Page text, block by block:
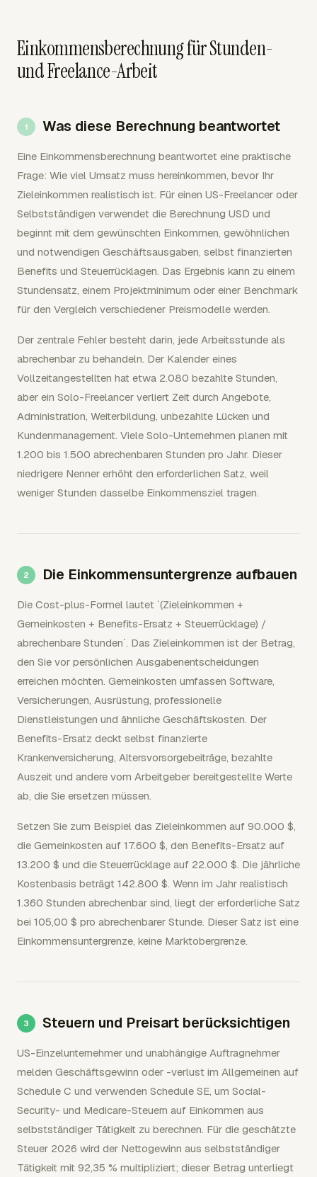
Einkommensberechnung für Stunden-
und Freelance-Arbeit
Was diese Berechnung beantwortet
Eine Einkommensberechnung beantwortet eine praktische
Frage: Wie viel Umsatz muss hereinkommen, bevor Ihr
Zieleinkommen realistisch ist. Für einen US-Freelancer oder
Selbstständigen verwendet die Berechnung USD und
beginnt mit dem gewünschten Einkommen, gewöhnlichen
und notwendigen Geschäftsausgaben, selbst finanzierten
Benefits und Steuerrücklagen. Das Ergebnis kann zu einem
Stundensatz, einem Projektminimum oder einer Benchmark
für den Vergleich verschiedener Preismodelle werden.
Der zentrale Fehler besteht darin, jede Arbeitsstunde als
abrechenbar zu behandeln. Der Kalender eines
Vollzeitangestellten hat etwa 2.080 bezahlte Stunden,
aber ein Solo-Freelancer verliert Zeit durch Angebote,
Administration, Weiterbildung, unbezahlte Lücken und
Kundenmanagement. Viele Solo-Unternehmen planen mit
1.200 bis 1.500 abrechenbaren Stunden pro Jahr. Dieser
niedrigere Nenner erhöht den erforderlichen Satz, weil
weniger Stunden dasselbe Einkommensziel tragen.
Die Einkommensuntergrenze aufbauen
Die Cost-plus-Formel lautet `(Zieleinkommen +
Gemeinkosten + Benefits-Ersatz + Steuerrücklage) /
abrechenbare Stunden`. Das Zieleinkommen ist der Betrag,
den Sie vor persönlichen Ausgabenentscheidungen
erreichen möchten. Gemeinkosten umfassen Software,
Versicherungen, Ausrüstung, professionelle
Dienstleistungen und ähnliche Geschäftskosten. Der
Benefits-Ersatz deckt selbst finanzierte
Krankenversicherung, Altersvorsorgebeiträge, bezahlte
Auszeit und andere vom Arbeitgeber bereitgestellte Werte
ab, die Sie ersetzen müssen.
Setzen Sie zum Beispiel das Zieleinkommen auf 90.000 $,
die Gemeinkosten auf 17.600 $, den Benefits-Ersatz auf
13.200 $ und die Steuerrücklage auf 22.000 $. Die jährliche
Kostenbasis beträgt 142.800 $. Wenn im Jahr realistisch
1.360 Stunden abrechenbar sind, liegt der erforderliche Satz
bei 105,00 $ pro abrechenbarer Stunde. Dieser Satz ist eine
Einkommensuntergrenze, keine Marktobergrenze.
Steuern und Preisart berücksichtigen
US-Einzelunternehmer und unabhängige Auftragnehmer
melden Geschäftsgewinn oder -verlust im Allgemeinen auf
Schedule C und verwenden Schedule SE, um Social-
Security- und Medicare-Steuern auf Einkommen aus
selbstständiger Tätigkeit zu berechnen. Für die geschätzte
Steuer 2026 wird der Nettogewinn aus selbstständiger
Tätigkeit mit 92,35 % multipliziert; dieser Betrag unterliegt